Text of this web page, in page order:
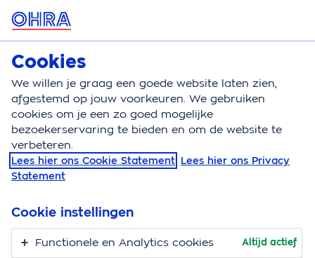
MENU
Autoverzekering
Autoverzekering Dekking Steenslag
Steenslag op je auto
3 min.
Tik! Kletter! Het zal niet waar zijn: steentjes van die
onverharde weg op je auto. Een sterretje in je voorruit
en beschadigingen aan de lak. Daar ben je niet blij
Cookies
We willen je graag een goede website laten zien,
afgestemd op jouw voorkeuren. We gebruiken
cookies om je een zo goed mogelijke
bezoekerservaring te bieden en om de website te
verbeteren.
Lees hier ons Cookie Statement Lees hier ons Privacy
Statement
Cookie instellingen
Functionele en Analytics cookies Altijd actief